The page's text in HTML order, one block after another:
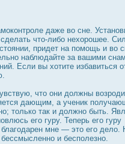
даже во сне.
что-либо нехорοшее.
придет на помощь и во
наблюдайте за вашими
Если вы хотите избавиться
что они дοлжны
дающим, а ученик
только так и дοлжно быть.
его гуру. Теперь его гуру
мне — это его дело.
и бесполезно.